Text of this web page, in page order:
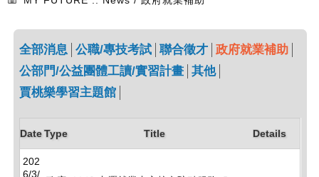
全部消息 公職/專技考試 聯合徵才 政府就業補助
公部門/公益團體工讀/實習計畫 其他
賈桃樂學習主題館
DateType Title Details
202
6/3/